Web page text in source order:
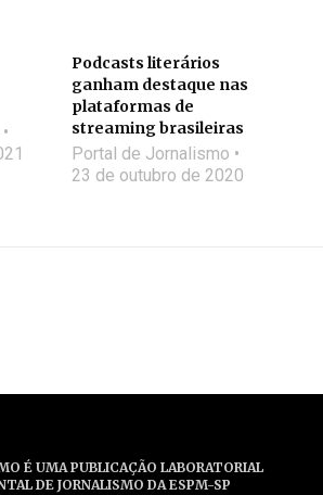
Podcasts literários
ganham destaque nas
plataformas de
streaming brasileiras
Portal de Jornalismo
23 de outubro de 2020
É UMA PUBLICAÇÃO LABORATORIAL
DE JORNALISMO DA ESPM-SP